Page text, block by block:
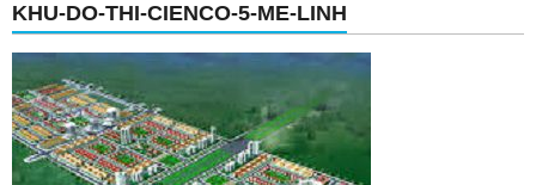
KHU-DO-THI-CIENCO-5-ME-LINH